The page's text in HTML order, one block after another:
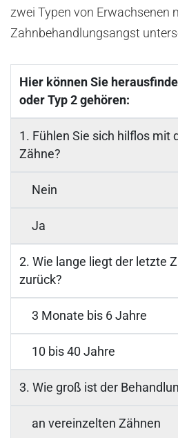
zwei Typen von Erwachsenen
Zahnbehandlungsangst
Hier können Sie
oder Typ 2 gehören:
1. Fühlen Sie sich hilflos mit
Zähne?
Nein
Ja
2. Wie lange liegt der letzte
zurück?
3 Monate bis 6 Jahre
10 bis 40 Jahre
3. Wie groß ist der
an vereinzelten Zähnen